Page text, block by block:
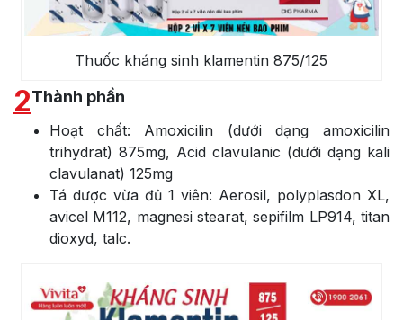
Thuốc kháng sinh klamentin 875/125
2Thành phần
Hoạt chất: Amoxicilin (dưới dạng amoxicilin
trihydrat) 875mg, Acid clavulanic (dưới dạng kali
clavulanat) 125mg
Tá dược vừa đủ 1 viên: Aerosil, polyplasdon XL,
avicel M112, magnesi stearat, sepifilm LP914, titan
dioxyd, talc.